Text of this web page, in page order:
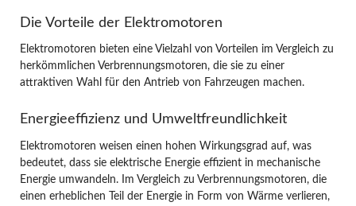
Die Vorteile der Elektromotoren
Elektromotoren bieten eine Vielzahl von Vorteilen im Vergleich zu
herkömmlichen Verbrennungsmotoren, die sie zu einer
attraktiven Wahl für den Antrieb von Fahrzeugen machen.
Energieeffizienz und Umweltfreundlichkeit
Elektromotoren weisen einen hohen Wirkungsgrad auf, was
bedeutet, dass sie elektrische Energie effizient in mechanische
Energie umwandeln. Im Vergleich zu Verbrennungsmotoren, die
einen erheblichen Teil der Energie in Form von Wärme verlieren,